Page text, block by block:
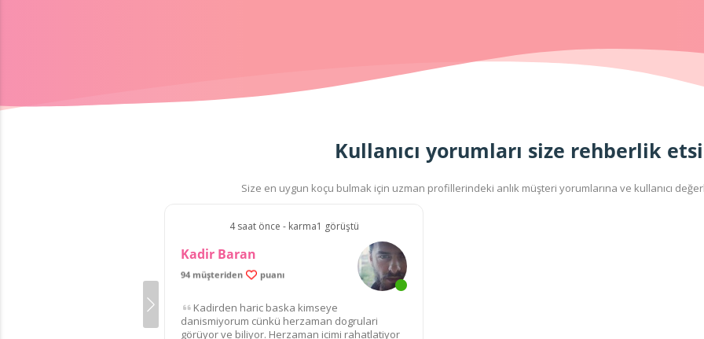
Kullanıcı yorumları size rehberlik
Size en uygun koçu bulmak için uzman profillerindeki anlık müşteri yorumlarına ve kullanıcı
4 saat önce - karma1 görüştü
Kadir Baran
99.9% memnun müşteri
94 müşteriden puanı
Kadirden haric baska kimseye
danismiyorum cünkü herzaman dogrulari
görüyor ve biliyor. Herzaman icimi rahatlatiyor